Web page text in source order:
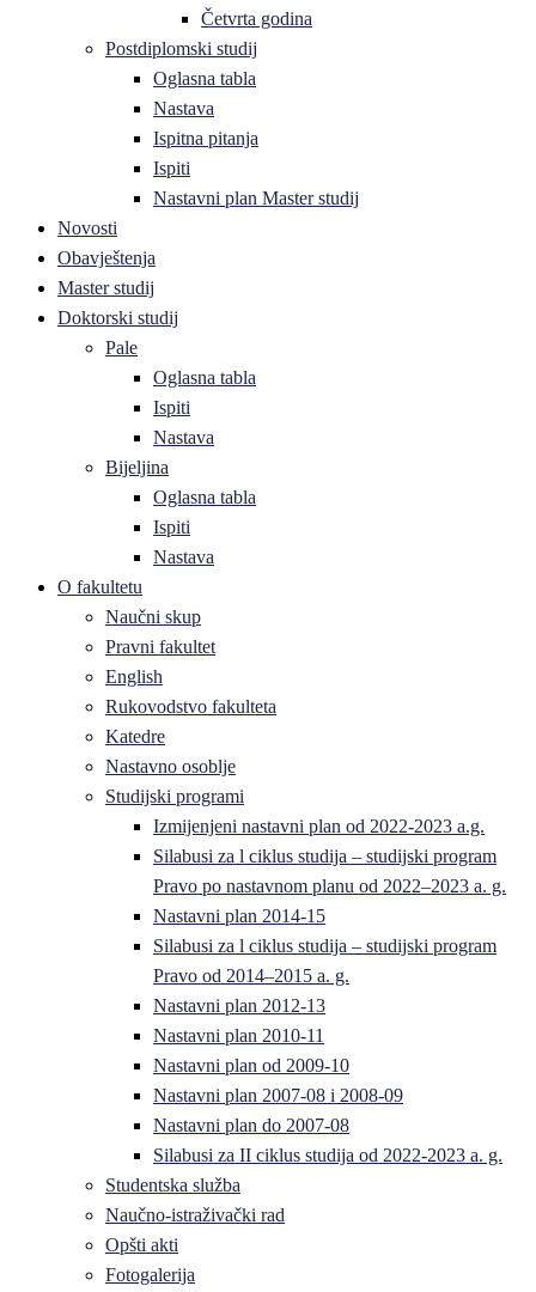
Četvrta godina
Postdiplomski studij
Oglasna tabla
Nastava
Ispitna pitanja
Ispiti
Nastavni plan Master studij
Novosti
Obavještenja
Master studij
Doktorski studij
Pale
Oglasna tabla
Ispiti
Nastava
Bijeljina
Oglasna tabla
Ispiti
Nastava
O fakultetu
Naučni skup
Pravni fakultet
English
Rukovodstvo fakulteta
Katedre
Nastavno osoblje
Studijski programi
Izmijenjeni nastavni plan od 2022-2023 a.g.
Silabusi za l ciklus studija – studijski program
Pravo po nastavnom planu od 2022–2023 a. g.
Nastavni plan 2014-15
Silabusi za l ciklus studija – studijski program
Pravo od 2014–2015 a. g.
Nastavni plan 2012-13
Nastavni plan 2010-11
Nastavni plan od 2009-10
Nastavni plan 2007-08 i 2008-09
Nastavni plan do 2007-08
Silabusi za II ciklus studija od 2022-2023 a. g.
Studentska služba
Naučno-istraživački rad
Opšti akti
Fotogalerija